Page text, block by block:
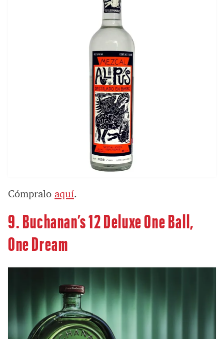
Cómpralo aquí.
9.Buchanan’s 12 Deluxe One Ball,
One Dream